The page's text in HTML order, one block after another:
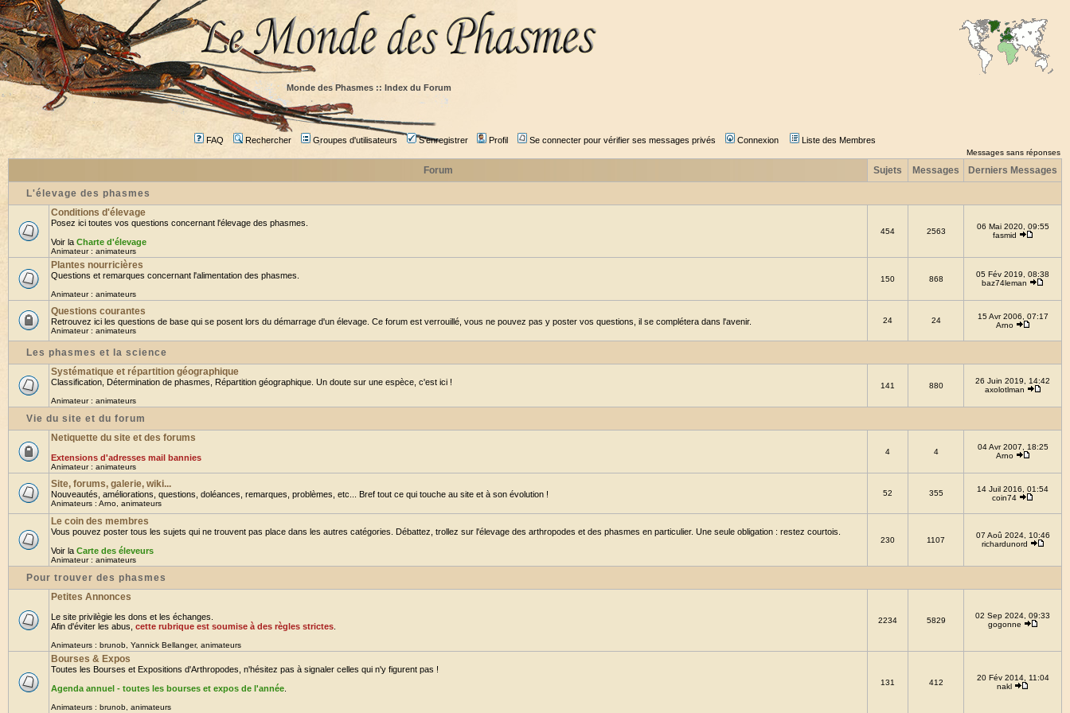
Monde des Phasmes :: Index du Forum
FAQ Rechercher Groupes d'utilisateurs S'enregistrer Profil Se connecter pour vérifier ses messages privés Connexion Liste des Membres
Messages sans réponses
Forum Sujets Messages Derniers Messages
L'élevage des phasmes
Conditions d'élevage
Posez ici toutes vos questions concernant l'élevage des phasmes.
Voir la Charte d'élevage
Animateur : animateurs
454 2563
06 Mai 2020, 09:55
fasmid
Plantes nourricières
Questions et remarques concernant l'alimentation des phasmes.
Animateur : animateurs
150 868
05 Fév 2019, 08:38
baz74leman
Questions courantes
Retrouvez ici les questions de base qui se posent lors du démarrage d'un élevage. Ce forum est verrouillé, vous ne pouvez pas y poster vos questions, il se complétera dans l'avenir.
Animateur : animateurs
24 24
15 Avr 2006, 07:17
Arno
Les phasmes et la science
Systématique et répartition géographique
Classification, Détermination de phasmes, Répartition géographique. Un doute sur une espèce, c'est ici !
Animateur : animateurs
141 880
26 Juin 2019, 14:42
axolotlman
Vie du site et du forum
Netiquette du site et des forums
Extensions d'adresses mail bannies
Animateur : animateurs
4 4
04 Avr 2007, 18:25
Arno
Site, forums, galerie, wiki...
Nouveautés, améliorations, questions, doléances, remarques, problèmes, etc... Bref tout ce qui touche au site et à son évolution !
Animateurs : Arno animateurs
52 355
14 Juil 2016, 01:54
coin74
Le coin des membres
Vous pouvez poster tous les sujets qui ne trouvent pas place dans les autres catégories. Débattez, trollez sur l'élevage des arthropodes et des phasmes en particulier. Une seule obligation : restez courtois.
Voir la Carte des éleveurs
Animateur : animateurs
230 1107
07 Aoû 2024, 10:46
richardunord
Pour trouver des phasmes
Petites Annonces
Le site privilègie les dons et les échanges.
Afin d'éviter les abus, cette rubrique est soumise à des règles strictes
Animateurs : brunob Yannick Bellanger, animateurs
2234 5829
02 Sep 2024, 09:33
gogonne
Bourses & Expos
Toutes les Bourses et Expositions d'Arthropodes, n'hésitez pas à signaler celles qui n'y figurent pas !
Agenda annuel - toutes les bourses et expos de l'année
Animateurs : brunob animateurs
131 412
20 Fév 2014, 11:04
nakl